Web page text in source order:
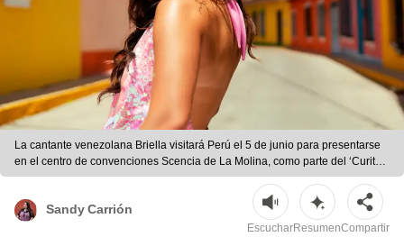
La cantante venezolana Briella visitará Perú el 5 de junio para presentarse
en el centro de convenciones Scencia de La Molina, como parte del ‘Curita
para el Corazón Tour’ de Zhamira. | Foto: difusión
Sandy Carrión
EscucharResumenCompartir